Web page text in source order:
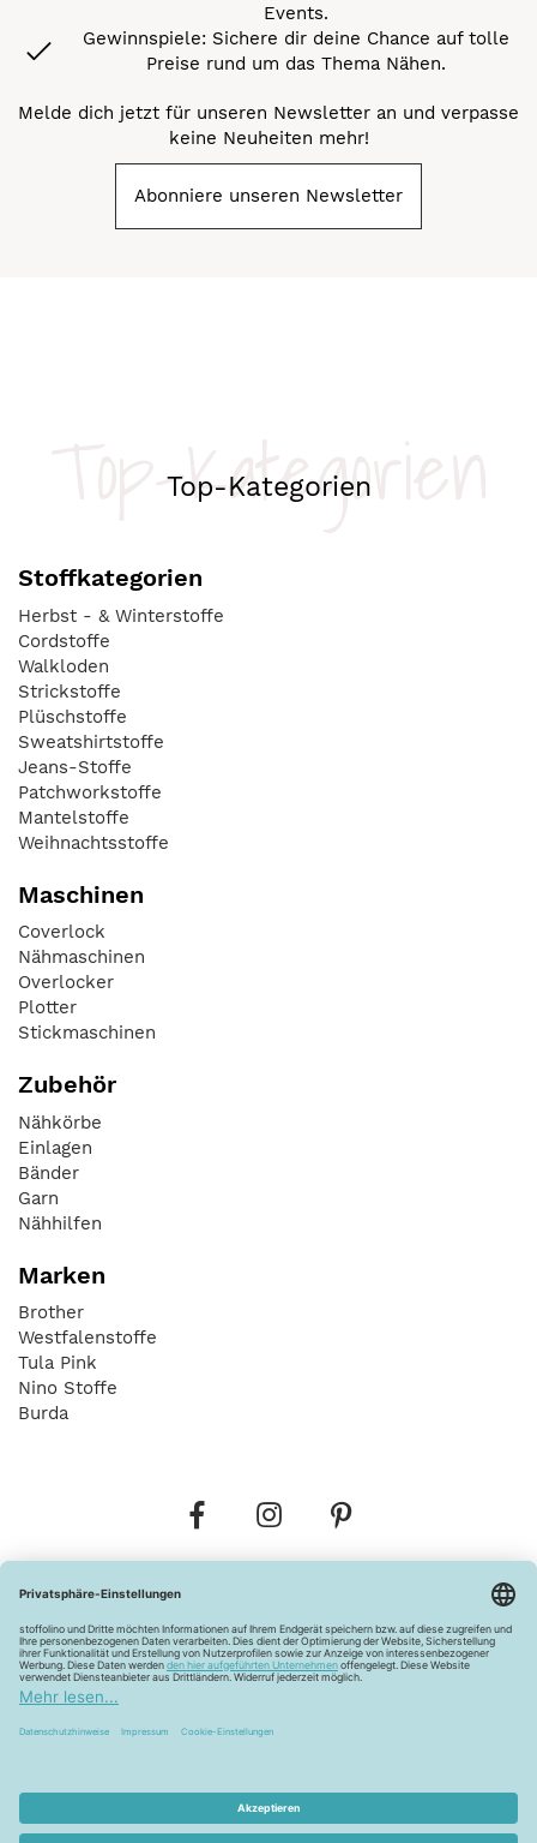
Events.
Gewinnspiele: Sichere dir deine Chance auf tolle
Preise rund um das Thema Nähen.
Melde dich jetzt für unseren Newsletter an und verpasse
keine Neuheiten mehr!
Abonniere unseren Newsletter
Top-Kategorien
Top-Kategorien
Stoffkategorien
Herbst - & Winterstoffe
Cordstoffe
Walkloden
Strickstoffe
Plüschstoffe
Sweatshirtstoffe
Jeans-Stoffe
Patchworkstoffe
Mantelstoffe
Weihnachtsstoffe
Maschinen
Coverlock
Nähmaschinen
Overlocker
Plotter
Stickmaschinen
Zubehör
Nähkörbe
Einlagen
Bänder
Garn
Nähhilfen
Marken
Brother
Westfalenstoffe
Tula Pink
Nino Stoffe
Burda
Widerrufsbelehrung Vertrag widerrufen
Barrierefreiheitserklärung
Pflegehinweise